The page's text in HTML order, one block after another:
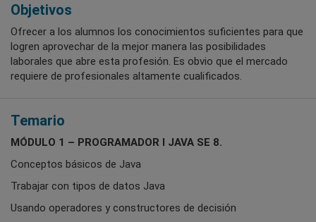
Objetivos
Ofrecer a los alumnos los conocimientos suficientes para que
logren aprovechar de la mejor manera las posibilidades
laborales que abre esta profesión. Es obvio que el mercado
requiere de profesionales altamente cualificados.
Temario
MÓDULO 1 – PROGRAMADOR I JAVA SE 8.
Conceptos básicos de Java
Trabajar con tipos de datos Java
Usando operadores y constructores de decisión